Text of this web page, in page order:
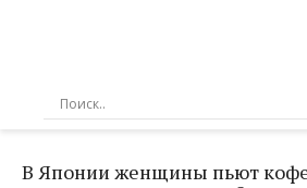
В Японии женщины пьют кофе